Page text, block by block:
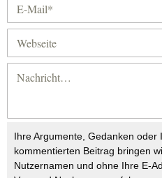
Ihre Argumente, Gedanken oder
kommentierten Beitrag bringen
Nutzernamen und ohne Ihre E-